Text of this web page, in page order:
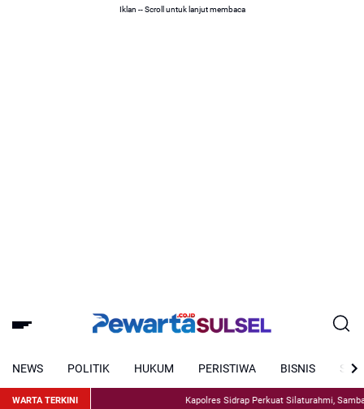
Iklan -- Scroll untuk lanjut membaca
NEWS POLITIK HUKUM PERISTIWA BISNIS
WARTA TERKINI Kapolres Sidrap Perkuat Silaturahmi, Sambangi